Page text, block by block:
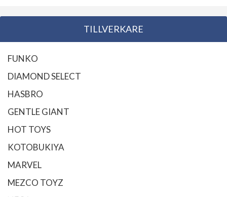
TILLVERKARE
FUNKO
DIAMOND SELECT
HASBRO
GENTLE GIANT
HOT TOYS
KOTOBUKIYA
MARVEL
MEZCO TOYZ